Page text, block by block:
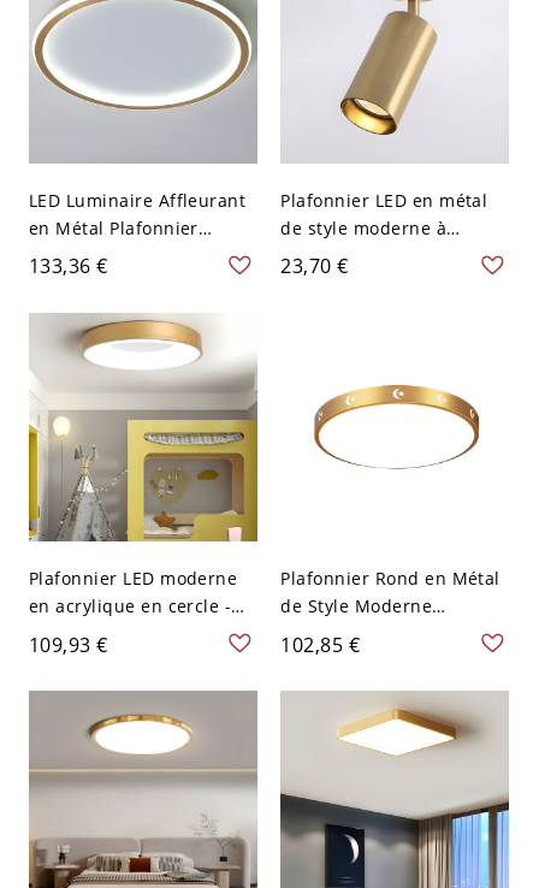
LED Luminaire Affleurant
en Métal Plafonnier
Circulaire Style Moderne
pour Salon - Or 110 V-120
V 30,48 cm Blanc
133,36 €
Plafonnier LED en métal
de style moderne à
montage encastré
cylindrique pour plafond
23,70 €
Plafonnier LED moderne
en acrylique en cercle -
Luminaire élégant avec
ampoules SMD - 110 V-
120 V 30,48 cm Or Blanc
109,93 €
Plafonnier Rond en Métal
de Style Moderne
Luminaire Affleurant LED
pour Salon - Or Clair 110
V-120 V 25,4 cm Blanc
102,85 €